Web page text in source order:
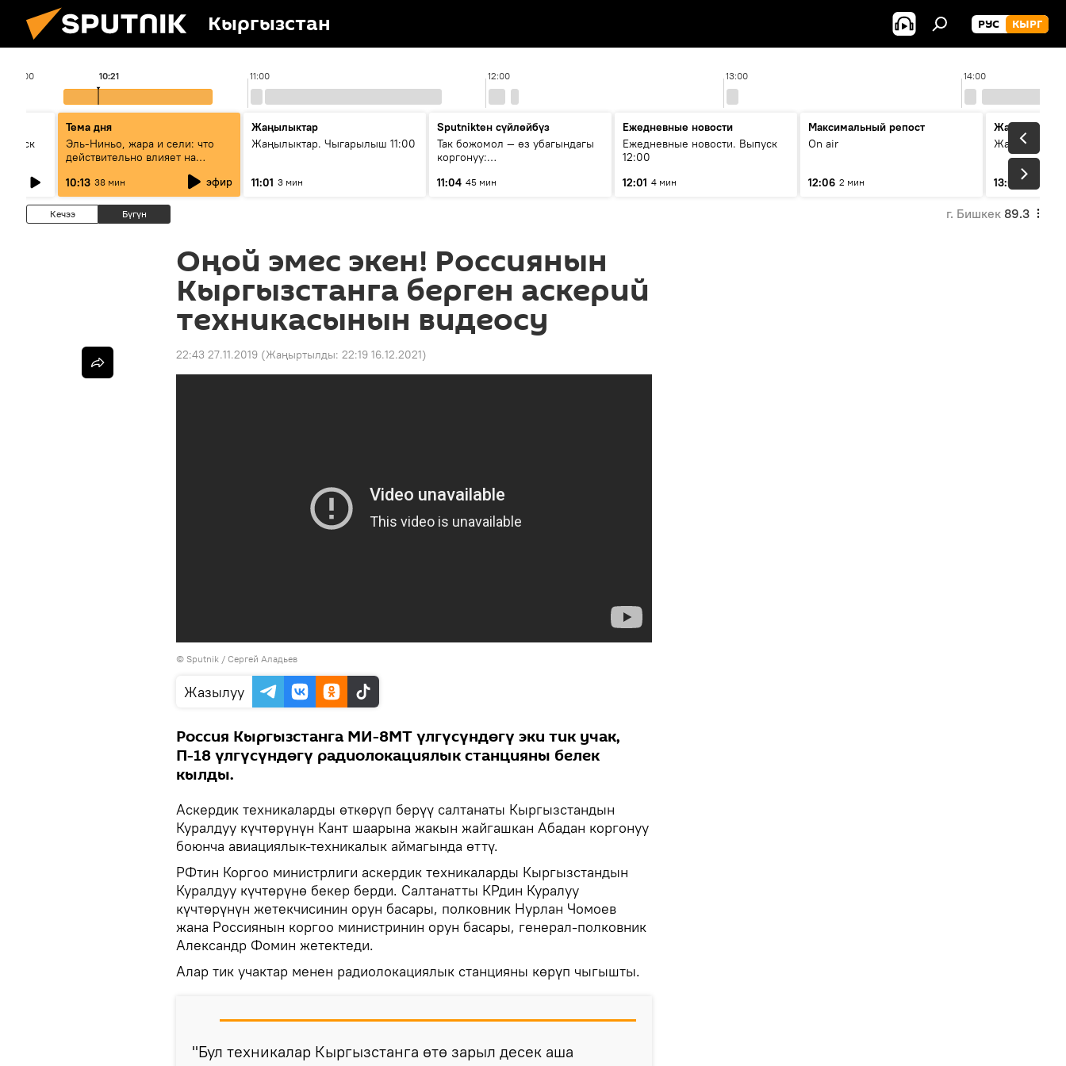
Кыргызстан РУС КЫРГ
10:00 11:00 12:00 13:00 14:00
10:21
Тема дня
Эль-Ниньо, жара и сели: что
действительно влияет на
10:13 38 мин эфир
Жаңылыктар
Жаңылыктар. Чыгарылыш 11:00
11:01 3 мин
Sputnikteн сүйлөйбүз
Так божомол — өз убагындагы
коргонуу:
кантип өркүндөтүлүүдө
11:04 45 мин
Ежедневные новости
Ежедневные новости. Выпуск
12:00
12:01 4 мин
Максимальный репост
On air
12:06 2 мин
Жаңылыктар
13:01 3 мин
Кечээ Бүгүн г. Бишкек 89.3
Оңой эмес экен! Россиянын
Кыргызстанга берген аскерий
техникасынын видеосу
22:43 27.11.2019 (Жаңыртылды: 22:19 16.12.2021)
© Sputnik / Сергей Аладьев
Жазылуу
Россия Кыргызстанга МИ-8МТ үлгүсүндөгү эки тик учак,
П-18 үлгүсүндөгү радиолокациялык станцияны белек
кылды.
Аскердик техникаларды өткөрүп берүү салтанаты Кыргызстандын
Куралдуу күчтөрүнүн Кант шаарына жакын жайгашкан Абадан коргонуу
боюнча авиациялык-техникалык аймагында өттү.
РФтин Коргоо министрлиги аскердик техникаларды Кыргызстандын
Куралдуу күчтөрүнө бекер берди. Салтанатты КРдин Куралуу
күчтөрүнүн жетекчисинин орун басары, полковник Нурлан Чомоев
жана Россиянын коргоо министринин орун басары, генерал-полковник
Александр Фомин жетектеди.
Алар тик учактар менен радиолокациялык станцияны көрүп чыгышты.
"Бул техникалар Кыргызстанга өтө зарыл десек аша